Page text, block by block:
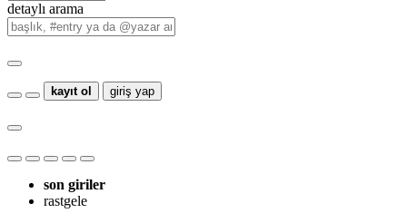
detaylı arama
kayıt ol giriş yap
son giriler
rastgele